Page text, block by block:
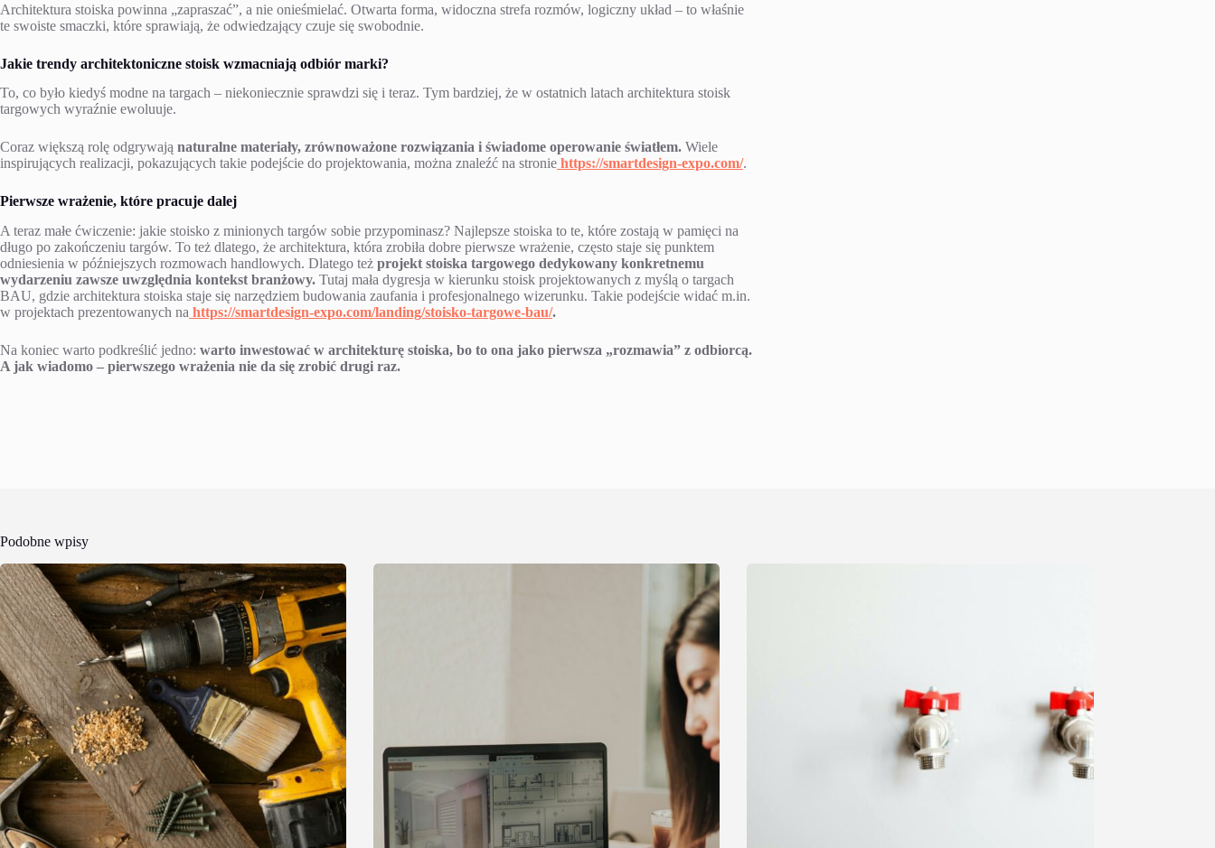
Architektura stoiska powinna „zapraszać”, a nie onieśmielać. Otwarta forma, widoczna strefa rozmów, logiczny układ – to właśnie
te swoiste smaczki, które sprawiają, że odwiedzający czuje się swobodnie.
Jakie trendy architektoniczne stoisk wzmacniają odbiór marki?
To, co było kiedyś modne na targach – niekoniecznie sprawdzi się i teraz. Tym bardziej, że w ostatnich latach architektura stoisk
targowych wyraźnie ewoluuje.
Coraz większą rolę odgrywają naturalne materiały, zrównoważone rozwiązania i świadome operowanie światłem. Wiele
inspirujących realizacji, pokazujących takie podejście do projektowania, można znaleźć na stronie https://smartdesign-expo.com/.
Pierwsze wrażenie, które pracuje dalej
A teraz małe ćwiczenie: jakie stoisko z minionych targów sobie przypominasz? Najlepsze stoiska to te, które zostają w pamięci na
długo po zakończeniu targów. To też dlatego, że architektura, która zrobiła dobre pierwsze wrażenie, często staje się punktem
odniesienia w późniejszych rozmowach handlowych. Dlatego też projekt stoiska targowego dedykowany konkretnemu
wydarzeniu zawsze uwzględnia kontekst branżowy. Tutaj mała dygresja w kierunku stoisk projektowanych z myślą o targach
BAU, gdzie architektura stoiska staje się narzędziem budowania zaufania i profesjonalnego wizerunku. Takie podejście widać m.in.
w projektach prezentowanych na https://smartdesign-expo.com/landing/stoisko-targowe-bau/.
Na koniec warto podkreślić jedno: warto inwestować w architekturę stoiska, bo to ona jako pierwsza „rozmawia” z odbiorcą.
A jak wiadomo – pierwszego wrażenia nie da się zrobić drugi raz.
Podobne wpisy